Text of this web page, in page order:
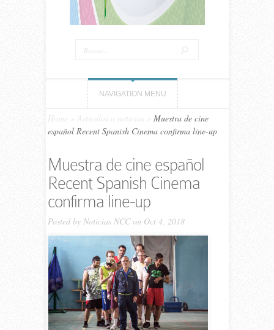
NAVIGATION MENU
Home Artículos o noticias
Muestra de cine
español Recent Spanish Cinema confirma line-up
Muestra de cine español
Recent Spanish Cinema
confirma line-up
Posted by Noticias NCCon Oct 4, 2018